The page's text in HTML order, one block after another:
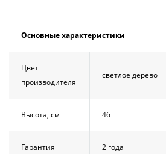
BelBagno
UNO-AH-
P-Cr без
поддона
(витрина)
Все
BelBagno
UNO-AH-
P-Cr без
поддона
(витрина)
Все
Основные характеристики
Цвет
производителя
светлое дерево
Высота, см 46
Гарантия 2 года